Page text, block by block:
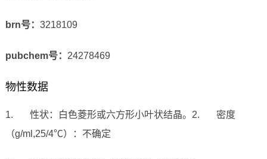
brn号： 3218109
pubchem号： 24278469
物性数据
1. 性状：白色菱形或六方形小叶状结晶。2. 密度
（g/ml,25/4℃）：不确定